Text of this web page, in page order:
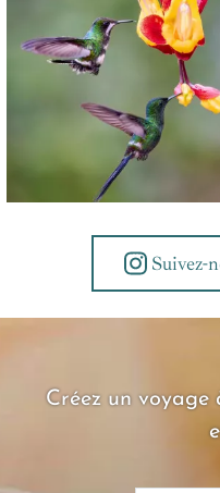
Suivez-
Créez un voyage